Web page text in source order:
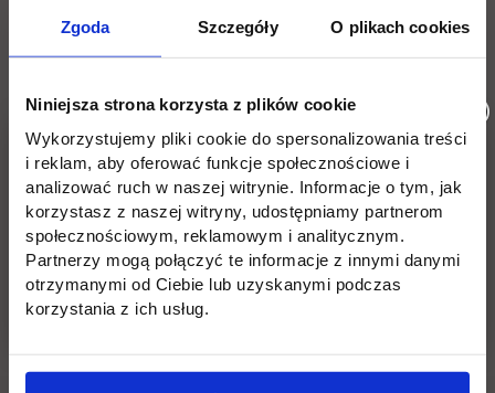
Zgoda Szczegóły O plikach cookies
Niniejsza strona korzysta z plików cookie
Wykorzystujemy pliki cookie do spersonalizowania treści
i reklam, aby oferować funkcje społecznościowe i
analizować ruch w naszej witrynie. Informacje o tym, jak
korzystasz z naszej witryny, udostępniamy partnerom
społecznościowym, reklamowym i analitycznym.
Partnerzy mogą połączyć te informacje z innymi danymi
otrzymanymi od Ciebie lub uzyskanymi podczas
korzystania z ich usług.